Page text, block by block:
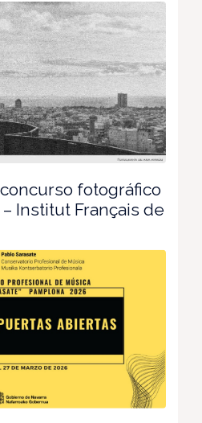
fotográfico
– Institut Français de